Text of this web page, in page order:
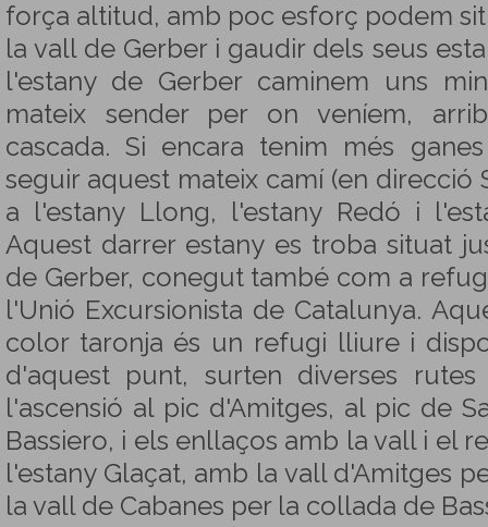
força altitud, amb poc esforç podem
la vall de Gerber i gaudir dels seus
l'estany de Gerber caminem uns
mateix sender per on veníem,
cascada. Si encara tenim més
seguir aquest mateix camí (en direcció
a l'estany Llong, l'estany Redó i
Aquest darrer estany es troba situat
de Gerber, conegut també com a
l'Unió Excursionista de Catalunya.
color taronja és un refugi lliure i
d'aquest punt, surten diverses
l'ascensió al pic d'Amitges, al pic de
Bassiero, i els enllaços amb la vall i el
l'estany Glaçat, amb la vall d'Amitges
la vall de Cabanes per la collada de